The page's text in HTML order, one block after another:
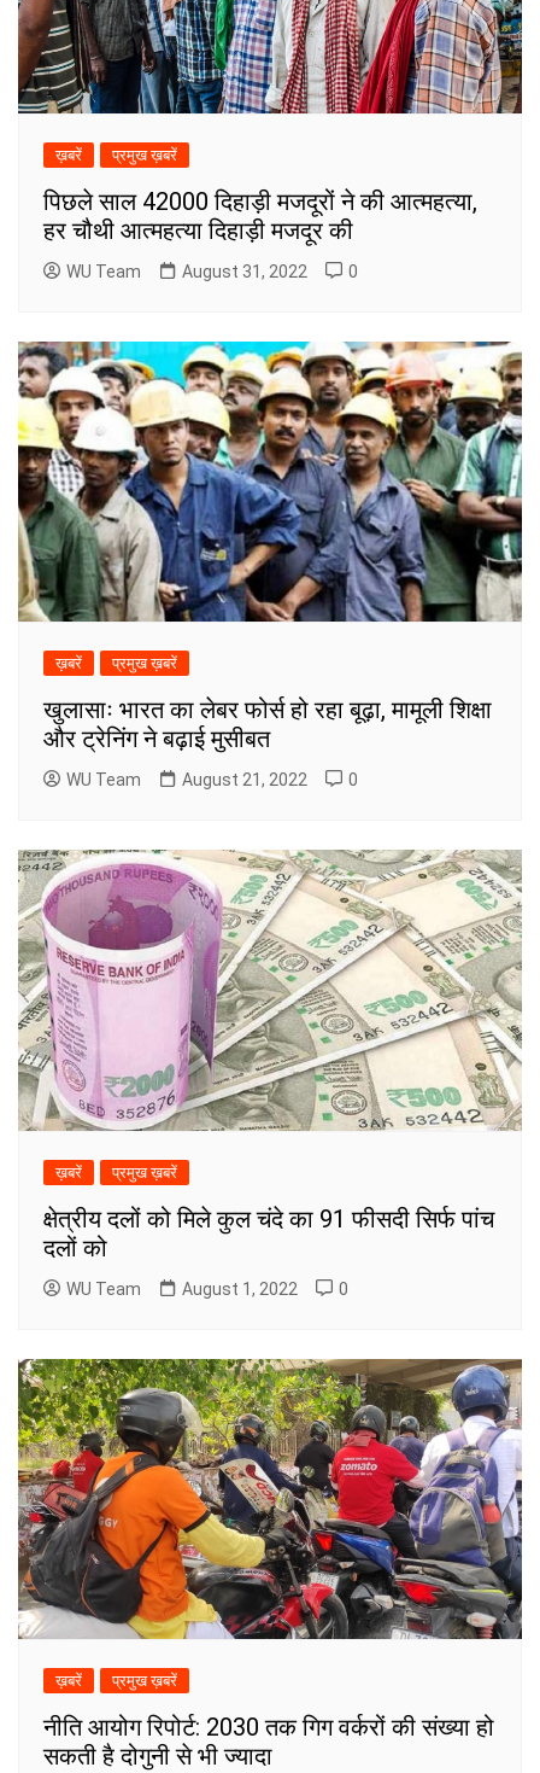
ख़बरें प्रमुख ख़बरें
पिछले साल 42000 दिहाड़ी मजदूरों ने की आत्महत्या,
हर चौथी आत्महत्या दिहाड़ी मजदूर की
WU Team August 31, 2022 0
ख़बरें प्रमुख ख़बरें
खुलासाः भारत का लेबर फोर्स हो रहा बूढ़ा, मामूली शिक्षा
और ट्रेनिंग ने बढ़ाई मुसीबत
WU Team August 21, 2022 0
ख़बरें प्रमुख ख़बरें
क्षेत्रीय दलों को मिले कुल चंदे का 91 फीसदी सिर्फ पांच
दलों को
WU Team August 1, 2022 0
ख़बरें प्रमुख ख़बरें
नीति आयोग रिपोर्ट: 2030 तक गिग वर्करों की संख्या हो
सकती है दोगुनी से भी ज्यादा